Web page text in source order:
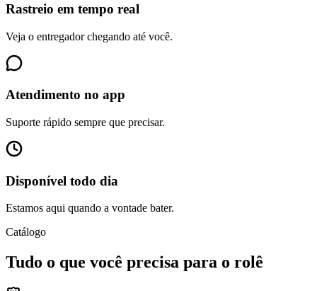
Rastreio em tempo real
Veja o entregador chegando até você.
Atendimento no app
Suporte rápido sempre que precisar.
Disponível todo dia
Estamos aqui quando a vontade bater.
Catálogo
Tudo o que você precisa para o rolê